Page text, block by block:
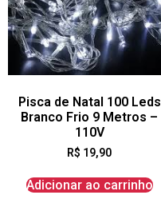
Pisca de Natal 100 Leds
Branco Frio 9 Metros –
110V
R$ 19,90
Adicionar ao carrinho